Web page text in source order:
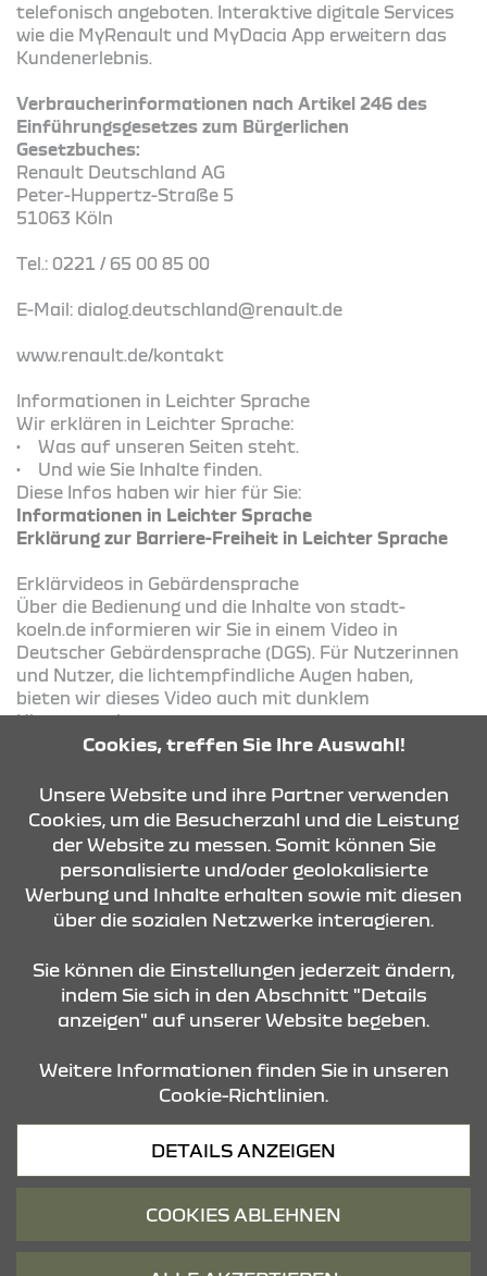
telefonisch angeboten. Interaktive digitale Services
wie die MyRenault und MyDacia App erweitern das
Kundenerlebnis.
Verbraucherinformationen nach Artikel 246 des
Einführungsgesetzes zum Bürgerlichen
Gesetzbuches:
Renault Deutschland AG
Peter-Huppertz-Straße 5
51063 Köln
Tel.: 0221 / 65 00 85 00
E-Mail: dialog.deutschland@renault.de
www.renault.de/kontakt
Informationen in Leichter Sprache
Wir erklären in Leichter Sprache:
• Was auf unseren Seiten steht.
• Und wie Sie Inhalte finden.
Diese Infos haben wir hier für Sie:
Informationen in Leichter Sprache
Erklärung zur Barriere-Freiheit in Leichter Sprache
Erklärvideos in Gebärdensprache
Über die Bedienung und die Inhalte von stadt-
koeln.de informieren wir Sie in einem Video in
Deutscher Gebärdensprache (DGS). Für Nutzerinnen
und Nutzer, die lichtempfindliche Augen haben,
bieten wir dieses Video auch mit dunklem
Hintergrund an.
Video zu Bedienung und Inhalt in Deutscher
KONTAKT & ANFAHRT
Datenschutz
Cookies, treffen Sie Ihre Auswahl!
Unsere Website und ihre Partner verwenden
Cookies, um die Besucherzahl und die Leistung
der Website zu messen. Somit können Sie
personalisierte und/oder geolokalisierte
Werbung und Inhalte erhalten sowie mit diesen
über die sozialen Netzwerke interagieren.
Sie können die Einstellungen jederzeit ändern,
indem Sie sich in den Abschnitt "Details
anzeigen" auf unserer Website begeben.
Weitere Informationen finden Sie in unseren
Cookie-Richtlinien.
DETAILS ANZEIGEN
COOKIES ABLEHNEN